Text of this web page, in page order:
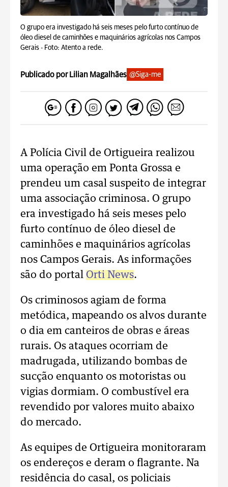
O grupo era investigado há seis meses pelo furto contínuo de
óleo diesel de caminhões e maquinários agrícolas nos Campos
Gerais - Foto: Atento a rede.
Publicado por Lilian Magalhães @Siga-me
A Polícia Civil de Ortigueira realizou
uma operação em Ponta Grossa e
prendeu um casal suspeito de integrar
uma associação criminosa. O grupo
era investigado há seis meses pelo
furto contínuo de óleo diesel de
caminhões e maquinários agrícolas
nos Campos Gerais. As informações
são do portal Orti News.
Os criminosos agiam de forma
metódica, mapeando os alvos durante
o dia em canteiros de obras e áreas
rurais. Os ataques ocorriam de
madrugada, utilizando bombas de
sucção enquanto os motoristas ou
vigias dormiam. O combustível era
revendido por valores muito abaixo
do mercado.
As equipes de Ortigueira monitoraram
os endereços e deram o flagrante. Na
residência do casal, os policiais